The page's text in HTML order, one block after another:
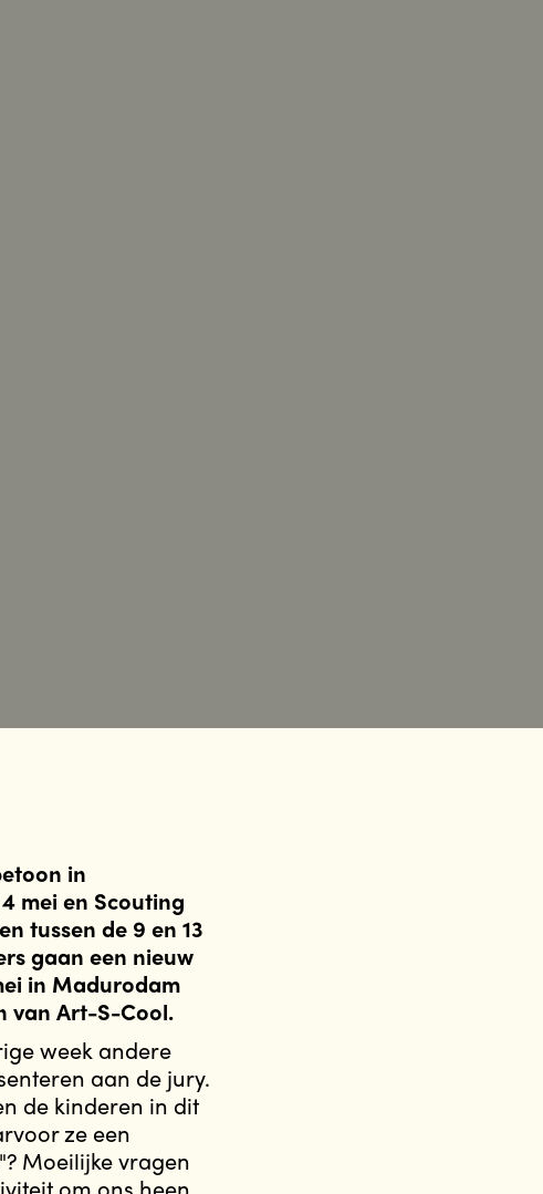
in
mei en Scouting
tussen de 9 en 13
gaan een nieuw
in Madurodam
van Art-S-Cool.
week andere
aan de jury.
de kinderen in dit
ze een
Moeilijke vragen